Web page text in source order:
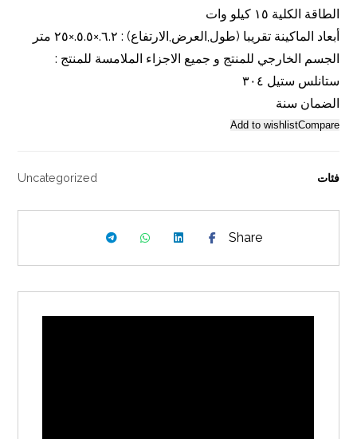
الطاقة الكلية ١٥ كيلو وات
أبعاد الماكينة تقريبا (طول,العرض,الارتفاع) : ٦.٢.×٥.٥.×٢٥ متر
الجسم الخارجي للمنتج و جميع الاجزاء الملامسة للمنتج :
ستانلس ستيل ٣٠٤
الضمان سنة
Compare
Add to wishlist
فئات Uncategorized